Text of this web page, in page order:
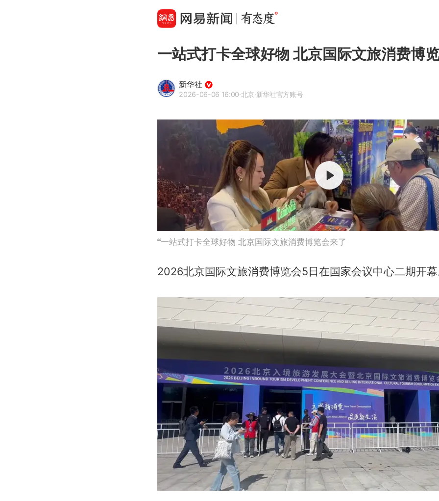
一站式打卡全球好物 北京国际文旅消费博
新华社
2026-06-06 16:00·北京·新华社官方账号
一站式打卡全球好物 北京国际文旅消费博览会来了
2026北京国际文旅消费博览会5日在国家会议中心二期开